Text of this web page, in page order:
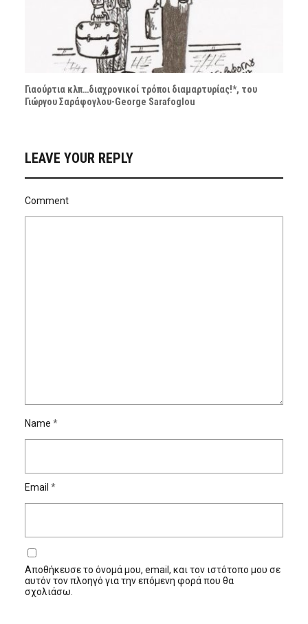
Γιαούρτια κλπ…διαχρονικοί τρόποι διαμαρτυρίας!*, του
Γιώργου Σαράφογλου-George Sarafoglou
LEAVE YOUR REPLY
Comment
Name *
Email *
Αποθήκευσε το όνομά μου, email, και τον ιστότοπο μου σε
αυτόν τον πλοηγό για την επόμενη φορά που θα
σχολιάσω.